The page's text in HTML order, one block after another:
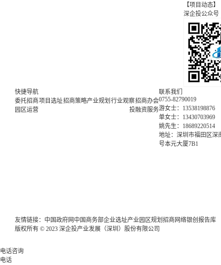
【项目动态
深企投公众号
快捷导航
委托招商项目选址招商策略产业规划 行业观察招商办会
园区运营
投融资服务
联系我们
0755-82790019
游女士：13538198876
单女士：13430703969
姚先生：18689220514
地址：深圳市福田区深
号本元大厦7B1
友情链接： 中国政府网 中国商务部企业选址产业园区规划 招商网络银创报告库
版权所有 © 2023 深企投产业发展（深圳）股份有限公司
电话咨询
电话